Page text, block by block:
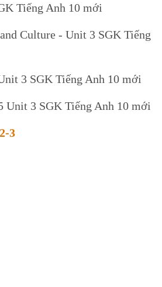
Tiếng Anh 10 mới
Culture - Unit 3 SGK Tiếng
3 SGK Tiếng Anh 10 mới
Unit 3 SGK Tiếng Anh 10 mới
3